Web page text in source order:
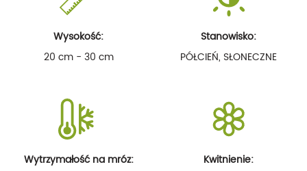
Wysokość:
20 cm - 30 cm
Stanowisko:
PÓŁCIEŃ, SŁONECZNE
Wytrzymałość na mróz:
Kwitnienie: